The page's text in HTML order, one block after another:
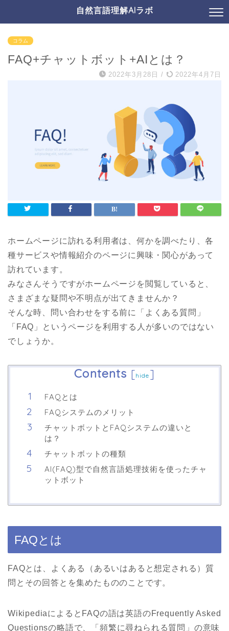
自然言語理解AIラボ
コラム
FAQ+チャットボット+AIとは？
2022年3月28日 / 2022年4月7日
ホームページに訪れる利用者は、何かを調べたり、各
種サービスや情報紹介のページに興味・関心があって
訪れています。
みなさんそうですがホームページを閲覧していると、
さまざまな疑問や不明点が出てきませんか？
そんな時、問い合わせをする前に「よくある質問」
「FAQ」というページを利用する人が多いのではない
でしょうか。
Contents [hide ]
FAQとは
FAQシステムのメリット
チャットボットとFAQシステムの違いと
は？
チャットボットの種類
AI(FAQ)型で自然言語処理技術を使ったチャ
ットボット
FAQとは
FAQとは、よくある（あるいはあると想定される）質
問とその回答とを集めたもののことです。
WikipediaによるとFAQの語は英語のFrequently Asked
Questionsの略語で、「頻繁に尋ねられる質問」の意味